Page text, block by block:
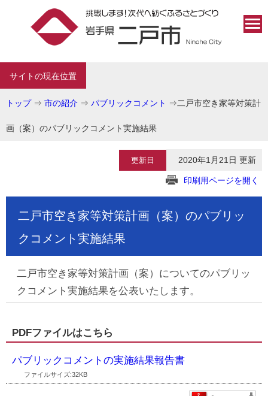
サイトの現在位置
トップ⇒ 市の紹介 ⇒ パブリックコメント ⇒二戸市空き家等対策計
画（案）のパブリックコメント実施結果
更新日 2020年1月21日 更新
印刷用ページを開く
二戸市空き家等対策計画（案）のパブリッ
クコメント実施結果
二戸市空き家等対策計画（案）についてのパブリッ
クコメント実施結果を公表いたします。
PDFファイルはこちら
パブリックコメントの実施結果報告書
ファイルサイズ:32KB